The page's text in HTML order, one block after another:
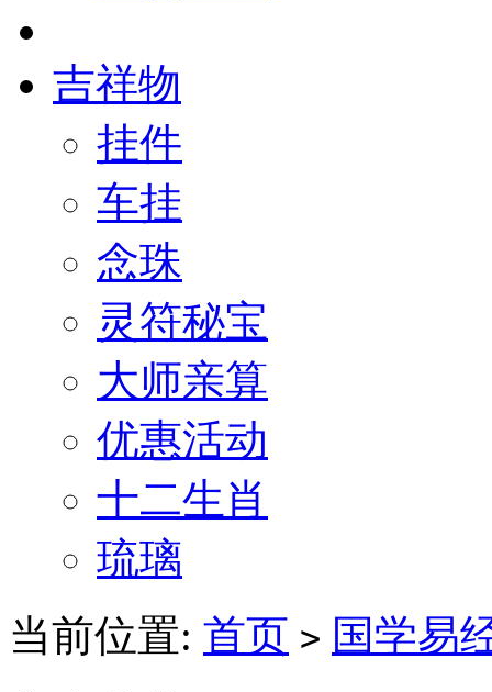
吉祥物
挂件
车挂
念珠
灵符秘宝
大师亲算
优惠活动
十二生肖
琉璃
当前位置: 首页 > 国学易